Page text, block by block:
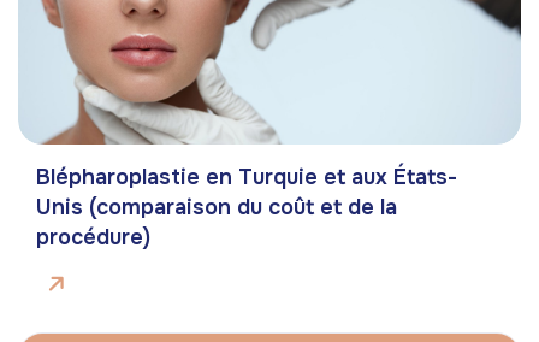
Blépharoplastie en Turquie et aux États-
Unis (comparaison du coût et de la
procédure)